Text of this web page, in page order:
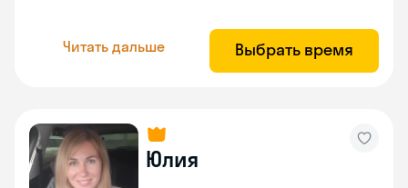
Читать дальше Выбрать время
Юлия